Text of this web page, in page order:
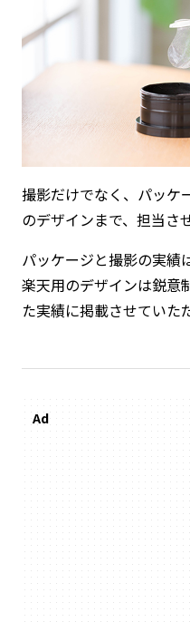
撮影だけでなく、パッケ
のデザインまで、担当さ
パッケージと撮影の実績
楽天用のデザインは鋭意
た実績に掲載させていた
Ad